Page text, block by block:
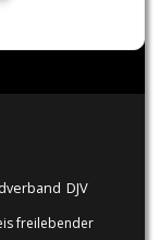
DJV
freilebender